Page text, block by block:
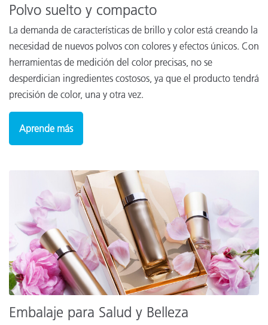
Polvo suelto y compacto
La demanda de características de brillo y color está creando la
necesidad de nuevos polvos con colores y efectos únicos. Con
herramientas de medición del color precisas, no se
desperdician ingredientes costosos, ya que el producto tendrá
precisión de color, una y otra vez.
Aprende más
Embalaje para Salud y Belleza